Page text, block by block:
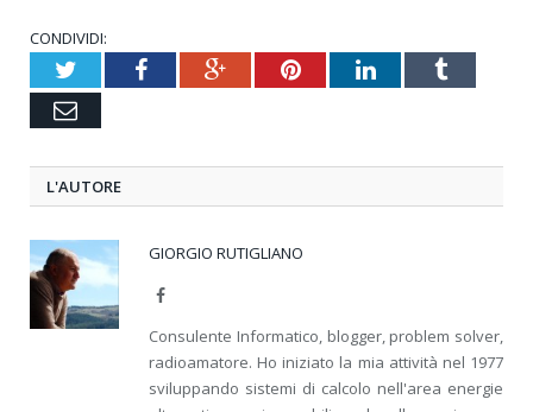
CONDIVIDI:
TwitterFacebookGoogle+PinterestLinkedInTumblr
Email
L'AUTORE
GIORGIO RUTIGLIANO
Facebook
Consulente Informatico, blogger, problem solver,
radioamatore. Ho iniziato la mia attività nel 1977
sviluppando sistemi di calcolo nell'area energie